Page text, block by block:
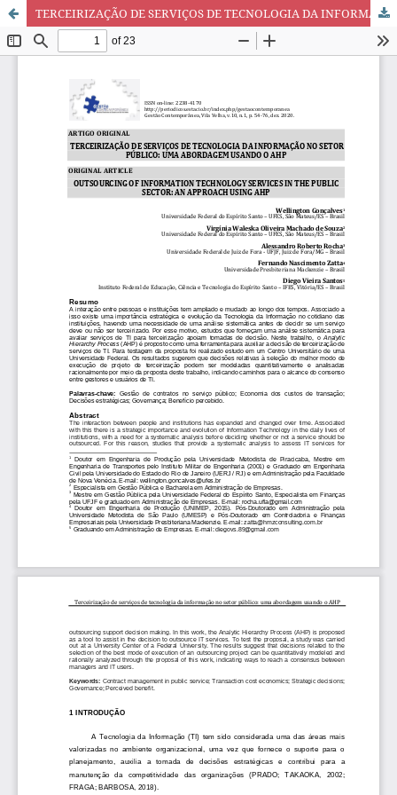
TERCEIRIZAÇÃO DE SERVIÇOS DE TECNOLOGIA DA INFORMAÇÃO NO SETOR PÚBLICO